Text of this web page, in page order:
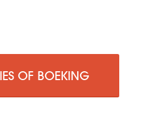
OF BOEKING